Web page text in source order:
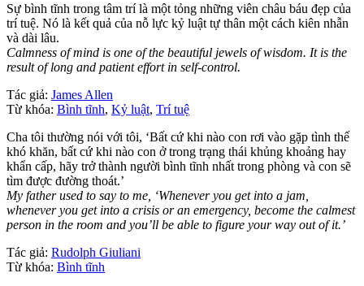
Sự bình tĩnh trong tâm trí là một tỏng những viên châu báu đẹp của
trí tuệ. Nó là kết quả của nỗ lực kỷ luật tự thân một cách kiên nhẫn
và dài lâu.
Calmness of mind is one of the beautiful jewels of wisdom. It is the
result of long and patient effort in self-control.
Tác giả: James Allen
Từ khóa: Bình tĩnh, Kỷ luật, Trí tuệ
Cha tôi thường nói với tôi, ‘Bất cứ khi nào con rơi vào gặp tình thế
khó khăn, bất cứ khi nào con ở trong trạng thái khủng khoảng hay
khẩn cấp, hãy trở thành người bình tĩnh nhất trong phòng và con sẽ
tìm được đường thoát.’
My father used to say to me, ‘Whenever you get into a jam,
whenever you get into a crisis or an emergency, become the calmest
person in the room and you’ll be able to figure your way out of it.’
Tác giả: Rudolph Giuliani
Từ khóa: Bình tĩnh